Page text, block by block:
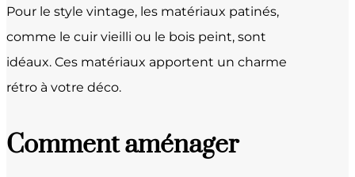
Pour le style vintage, les matériaux patinés,
comme le cuir vieilli ou le bois peint, sont
idéaux. Ces matériaux apportent un charme
rétro à votre déco.
Comment aménager